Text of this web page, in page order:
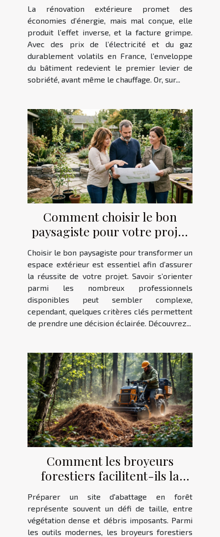
énergétique
La rénovation extérieure promet des
économies d’énergie, mais mal conçue, elle
produit l’effet inverse, et la facture grimpe.
Avec des prix de l’électricité et du gaz
durablement volatils en France, l’enveloppe
du bâtiment redevient le premier levier de
sobriété, avant même le chauffage. Or, sur...
Comment choisir le bon
paysagiste pour votre projet
extérieur ?
Choisir le bon paysagiste pour transformer un
espace extérieur est essentiel afin d’assurer
la réussite de votre projet. Savoir s’orienter
parmi les nombreux professionnels
disponibles peut sembler complexe,
cependant, quelques critères clés permettent
de prendre une décision éclairée. Découvrez...
Comment les broyeurs
forestiers facilitent-ils la
préparation des sites
d'abattage ?
Préparer un site d'abattage en forêt
représente souvent un défi de taille, entre
végétation dense et débris imposants. Parmi
les outils modernes, les broyeurs forestiers